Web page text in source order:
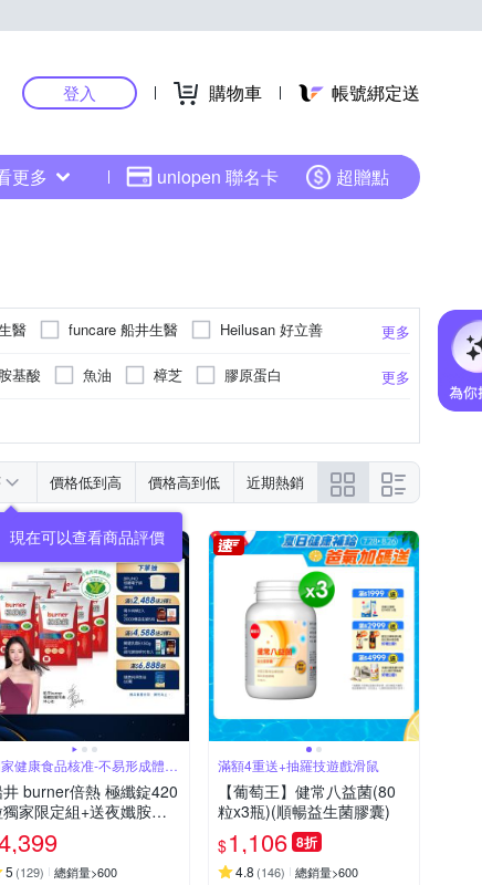
登入 購物車 帳號綁定送
更多 uniopen 聯名卡 超贈點
更多
醫 funcare 船井生醫
Heilusan 好立善
新普利
Suntory 三得利
更多
胺基酸 魚油 樟芝
膠原蛋白
碳水化合物(熱量)
甜菜根
果寡醣 綠瑪黛
茄紅素
價格低到高 價格高到低 近期熱銷
健康食品核准-不易形成體脂
burner倍熱 極纖錠420
家限定組+送夜孅胺基
酸EX20粒_速
5 (129) 總銷量>600
滿額4重送+抽羅技遊戲滑鼠
【葡萄王】健常八益菌(80
粒x3瓶)(順暢益生菌膠囊)
$1,106 8折
4.8 (146) 總銷量>600